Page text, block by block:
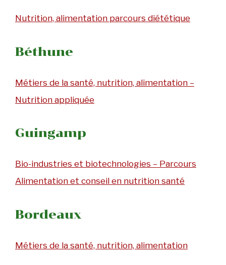
Nutrition, alimentation parcours diététique
Béthune
Métiers de la santé, nutrition, alimentation –
Nutrition appliquée
Guingamp
Bio-industries et biotechnologies – Parcours
Alimentation et conseil en nutrition santé
Bordeaux
Métiers de la santé, nutrition, alimentation